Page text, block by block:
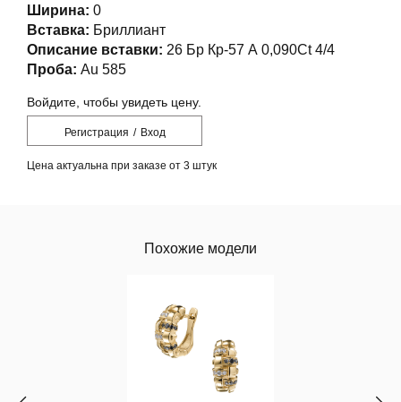
Ширина: 0
Вставка: Бриллиант
Описание вставки: 26 Бр Кр-57 А 0,090Ct 4/4
Проба: Au 585
Войдите, чтобы увидеть цену.
Регистрация / Вход
Цена актуальна при заказе от 3 штук
Похожие модели